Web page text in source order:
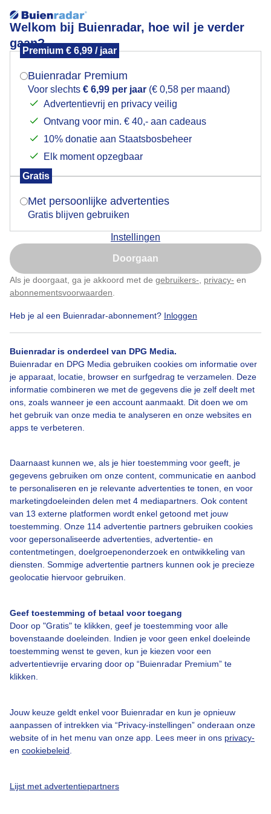
Welkom bij Buienradar, hoe wil je verder
gaan?
Premium € 6,99 / jaar
Buienradar Premium
Voor slechts € 6,99 per jaar (€ 0,58 per maand)
Advertentievrij en privacy veilig
Ontvang voor min. € 40,- aan cadeaus
10% donatie aan Staatsbosbeheer
Elk moment opzegbaar
Gratis
Met persoonlijke advertenties
Gratis blijven gebruiken
Instellingen
Doorgaan
Als je doorgaat, ga je akkoord met de gebruikers- privacy- en
abonnementsvoorwaarden
Heb je al een Buienradar-abonnement? Inloggen
Buienradar is onderdeel van DPG Media.
Buienradar en DPG Media gebruiken cookies om informatie over
je apparaat, locatie, browser en surfgedrag te verzamelen. Deze
informatie combineren we met de gegevens die je zelf deelt met
ons, zoals wanneer je een account aanmaakt. Dit doen we om
het gebruik van onze media te analyseren en onze websites en
apps te verbeteren.
Daarnaast kunnen we, als je hier toestemming voor geeft, je
gegevens gebruiken om onze content, communicatie en aanbod
te personaliseren en je relevante advertenties te tonen, en voor
marketingdoeleinden delen met 4 mediapartners. Ook content
van 13 externe platformen wordt enkel getoond met jouw
toestemming. Onze 114 advertentie partners gebruiken cookies
voor gepersonaliseerde advertenties, advertentie- en
contentmetingen, doelgroepenonderzoek en ontwikkeling van
diensten. Sommige advertentie partners kunnen ook je precieze
geolocatie hiervoor gebruiken.
Geef toestemming of betaal voor toegang
Door op "Gratis" te klikken, geef je toestemming voor alle
bovenstaande doeleinden. Indien je voor geen enkel doeleinde
toestemming wenst te geven, kun je kiezen voor een
advertentievrije ervaring door op “Buienradar Premium” te
klikken.
Jouw keuze geldt enkel voor Buienradar en kun je opnieuw
aanpassen of intrekken via “Privacy-instellingen” onderaan onze
website of in het menu van onze app. Lees meer in ons privacy-
en cookiebeleid
Lijst met advertentiepartners
Wuivende wilg
Door: Jolanda Bakker
Bekijk slideshow
Over Buienradar
Bedrijfsgegevens
Veelgestelde vragen
Toegankelijkheid
Gebruikersvoorwaarden
Adverteren
Cookie beleid
Privacy instellingen
Mogen we je locatie gebruiken voor het
Indien je hier nog geen akkoord op hebt gegeven,
verschijnt er zo een pop-up uit je browser waarin
Is goed, toon de popup
Nu niet, misschien later
Klik hierom dit aan te passen